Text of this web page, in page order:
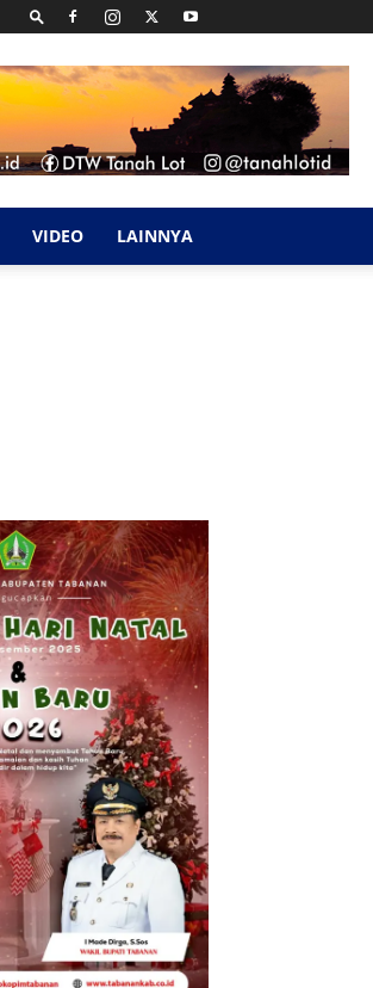
VIDEO LAINNYA